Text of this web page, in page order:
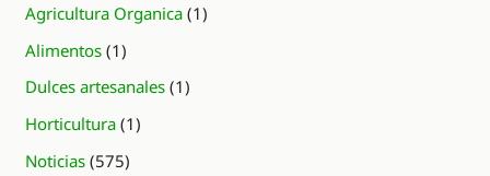
Agricultura Organica (1)
Alimentos (1)
Dulces artesanales (1)
Horticultura (1)
Noticias (575)